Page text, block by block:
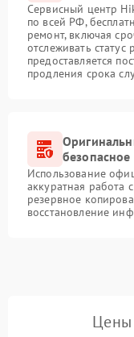
Сервисный центр
по всей РФ,
ремонт, включая
отслеживать
предоставляется
продления срока
Использование
аккуратная работа
резервное
восстановление
Цены